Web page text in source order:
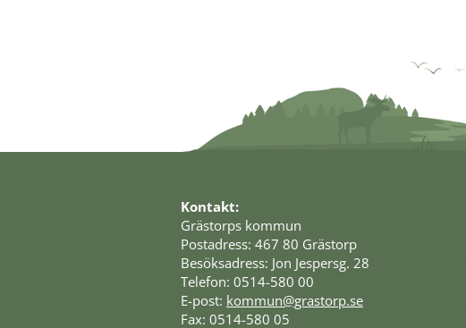
Kontakt:
Grästorps kommun
Postadress: 467 80 Grästorp
Besöksadress: Jon Jespersg. 28
Telefon: 0514-580 00
E-post: kommun@grastorp.se
Fax: 0514-580 05